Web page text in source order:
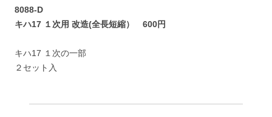
8088-D
キハ17 １次用 改造(全長短縮） 600円
キハ17 １次の一部
２セット入